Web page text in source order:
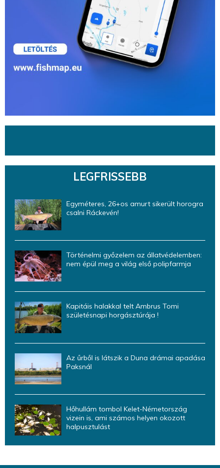
LEGFRISSEBB
Egyméteres, 26+os amurt sikerült horogra
csalni Ráckevén!
Történelmi győzelem az állatvédelemben:
nem épül meg a világ első polipfarmja
Kapitáis halakkal telt Ambrus Tomi
születésnapi horgásztúrája !
Az űrből is látszik a Duna drámai apadása
Paksnál
Hőhullám tombol Kelet-Németország
vizein is, ami számos helyen okozott
halpusztulást